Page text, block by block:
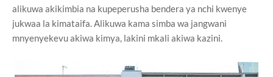
alikuwa akikimbia na kupeperusha bendera ya nchi kwenye
jukwaa la kimataifa. Alikuwa kama simba wa jangwani
mnyenyekevu akiwa kimya, lakini mkali akiwa kazini.